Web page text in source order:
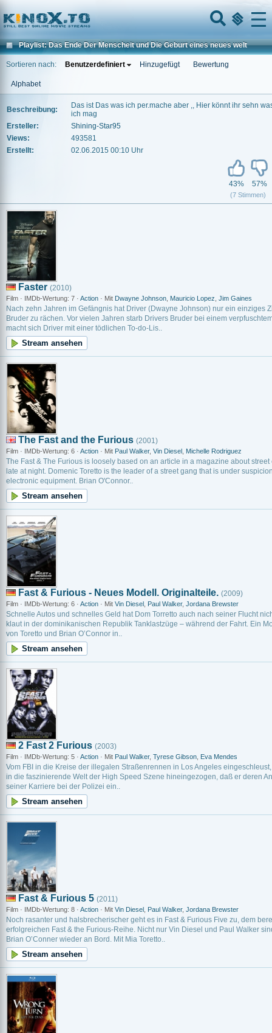
Home
Menu
Playlist: Das Ende Der Menscheit und Die Geburt eines neues welt
Sortieren nach: Benutzerdefiniert Hinzugefügt Bewertung
Alphabet
Beschreibung:
Das ist Das was ich per.mache aber ,, Hier könnt ihr sehn
ich mag
Ersteller:
Shining-Star95
Views:
493581
Erstellt:
02.06.2015 00:10 Uhr
43% 57%
(7 Stimmen)
Faster (2010)
Film · IMDb-Wertung: 7 · Action · Mit Dwayne Johnson Mauricio Lopez Jim Gaines
Nach zehn Jahren im Gefängnis hat Driver (Dwayne Johnson) nur ein einziges
Bruder zu rächen. Vor vielen Jahren starb Drivers Bruder bei einem
macht sich Driver mit einer tödlichen To-do-Lis..
Stream ansehen
The Fast and the Furious (2001)
Film · IMDb-Wertung: 6 · Action · Mit Paul Walker, Vin Diesel Michelle Rodriguez
The Fast & The Furious is loosely based on an article in a magazine about
late at night. Domenic Toretto is the leader of a street gang that is under
electronic equipment. Brian O'Connor..
Stream ansehen
Fast & Furious - Neues Modell. Originalteile. (2009)
Film · IMDb-Wertung: 6 · Action · Mit Vin Diesel Paul Walker, Jordana Brewster
Schnelle Autos und schnelles Geld hat Dom Torretto auch nach seiner Flucht
klaut in der dominikanischen Republik Tanklastzüge – während der Fahrt. Ein
von Toretto und Brian O’Connor in..
Stream ansehen
2 Fast 2 Furious (2003)
Film · IMDb-Wertung: 5 · Action · Mit Paul Walker, Tyrese Gibson Eva Mendes
Vom FBI in die Kreise der illegalen Straßenrennen in Los Angeles
in die faszinierende Welt der High Speed Szene hineingezogen, daß er deren
seiner Karriere bei der Polizei ein..
Stream ansehen
Fast & Furious 5 (2011)
Film · IMDb-Wertung: 8 · Action · Mit Vin Diesel Paul Walker, Jordana Brewster
Noch rasanter und halsbrecherischer geht es in Fast & Furious Five zu, dem
erfolgreichen Fast & the Furious-Reihe. Nicht nur Vin Diesel und Paul Walker
Brian O’Conner wieder an Bord. Mit Mia Toretto..
Stream ansehen